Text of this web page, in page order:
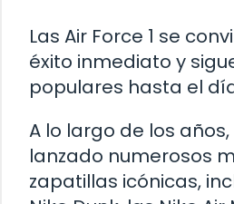
Las Air Force 1 se
éxito inmediato y
populares hasta el
A lo largo de los años,
lanzado numerosos
zapatillas icónicas,